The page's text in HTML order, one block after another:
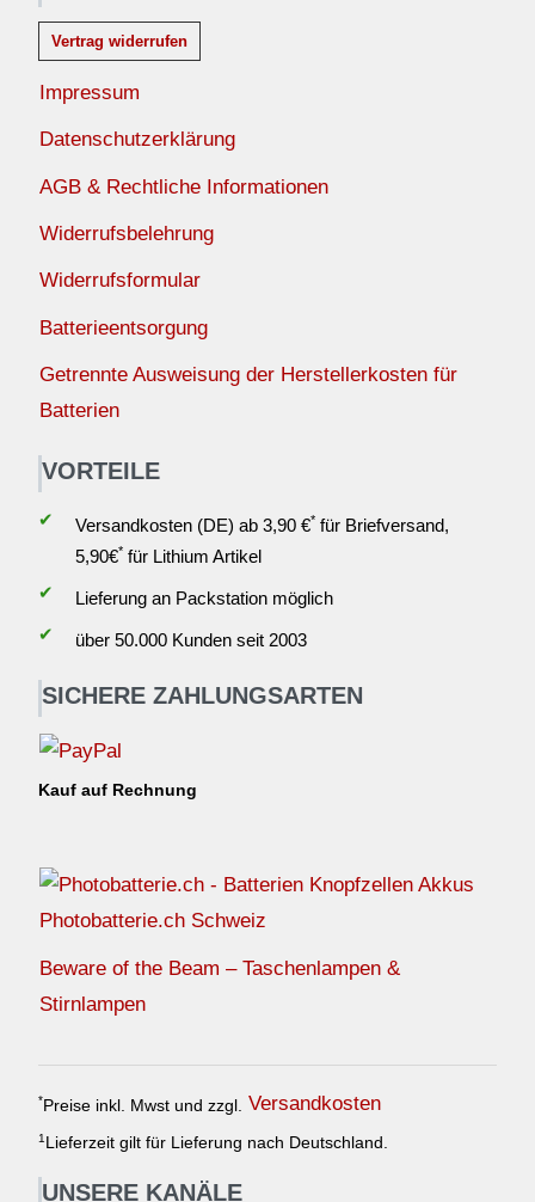
Vertrag widerrufen
Impressum
Datenschutzerklärung
AGB & Rechtliche Informationen
Widerrufsbelehrung
Widerrufsformular
Batterieentsorgung
Getrennte Ausweisung der Herstellerkosten für
Batterien
VORTEILE
✔ Versandkosten (DE) ab 3,90 €*für Briefversand,
5,90€*für Lithium Artikel
✔
Lieferung an Packstation möglich
✔
über 50.000 Kunden seit 2003
SICHERE ZAHLUNGSARTEN
Kauf auf Rechnung
Photobatterie.ch Schweiz
Beware of the Beam – Taschenlampen &
Stirnlampen
*Preise inkl. Mwst und zzgl. Versandkosten
1 Lieferzeit gilt für Lieferung nach Deutschland.
UNSERE KANÄLE